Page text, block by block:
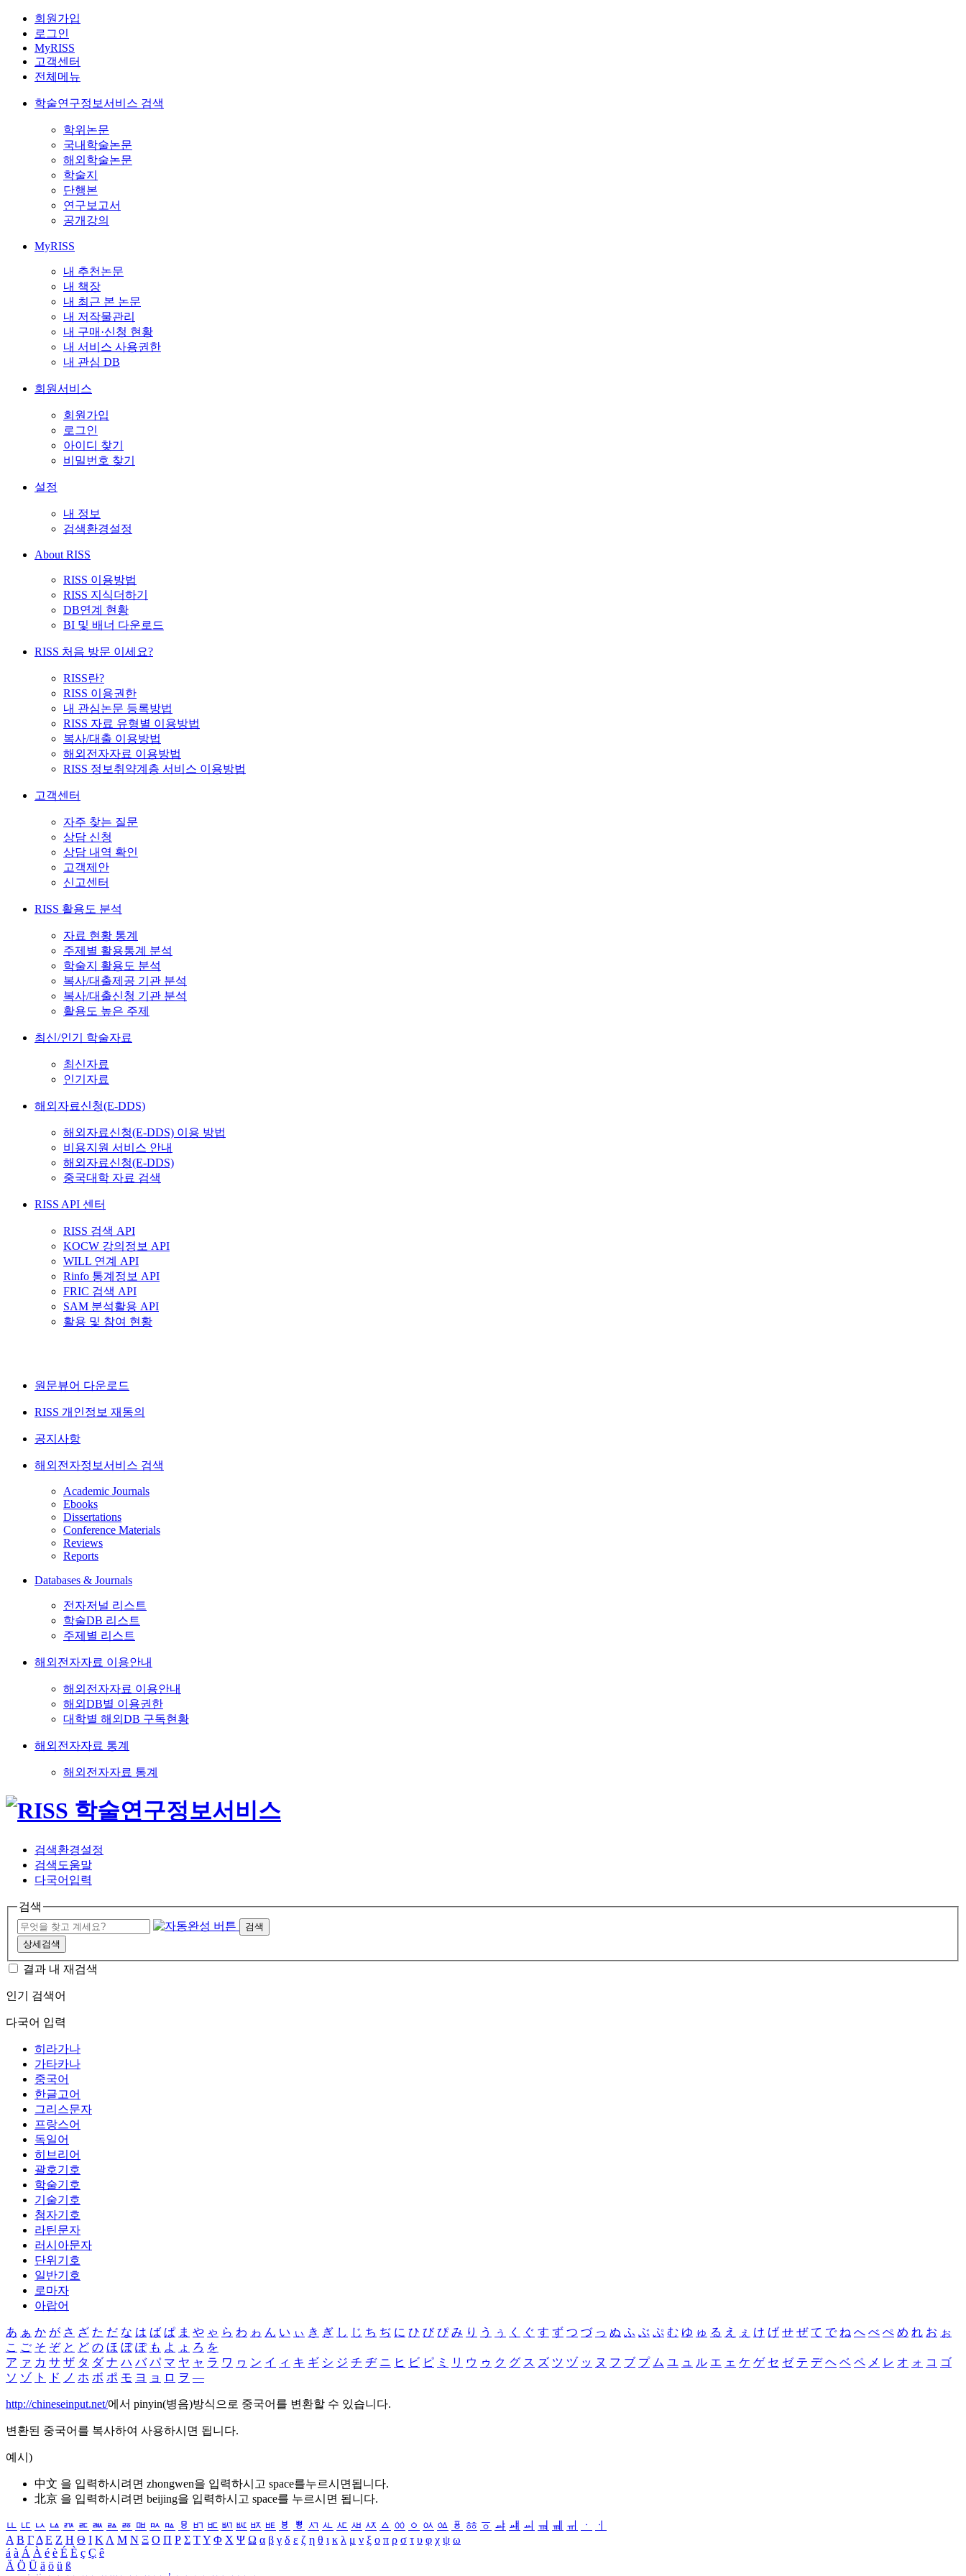
회원가입
로그인
MyRISS
고객센터
전체메뉴
학술연구정보서비스 검색
학위논문
국내학술논문
해외학술논문
학술지
단행본
연구보고서
공개강의
MyRISS
내 추천논문
내 책장
내 최근 본 논문
내 저작물관리
내 구매·신청 현황
내 서비스 사용권한
내 관심 DB
회원서비스
회원가입
로그인
아이디 찾기
비밀번호 찾기
설정
내 정보
검색환경설정
About RISS
RISS 이용방법
RISS 지식더하기
DB연계 현황
BI 및 배너 다운로드
RISS 처음 방문 이세요?
RISS란?
RISS 이용권한
내 관심논문 등록방법
RISS 자료 유형별 이용방법
복사/대출 이용방법
해외전자자료 이용방법
RISS 정보취약계층 서비스 이용방법
고객센터
자주 찾는 질문
상담 신청
상담 내역 확인
고객제안
신고센터
RISS 활용도 분석
자료 현황 통계
주제별 활용통계 분석
학술지 활용도 분석
복사/대출제공 기관 분석
복사/대출신청 기관 분석
활용도 높은 주제
최신/인기 학술자료
최신자료
인기자료
해외자료신청(E-DDS)
해외자료신청(E-DDS) 이용 방법
비용지원 서비스 안내
해외자료신청(E-DDS)
중국대학 자료 검색
RISS API 센터
RISS 검색 API
KOCW 강의정보 API
WILL 연계 API
Rinfo 통계정보 API
FRIC 검색 API
SAM 분석활용 API
활용 및 참여 현황
원문뷰어 다운로드
RISS 개인정보 재동의
공지사항
해외전자정보서비스 검색
Academic Journals
Ebooks
Dissertations
Conference Materials
Reviews
Reports
Databases & Journals
전자저널 리스트
학술DB 리스트
주제별 리스트
해외전자자료 이용안내
해외전자자료 이용안내
해외DB별 이용권한
대학별 해외DB 구독현황
해외전자자료 통계
해외전자자료 통계
검색환경설정
검색도움말
다국어입력
검색
검색
상세검색
결과 내 재검색
인기 검색어
다국어 입력
히라가나
가타카나
중국어
한글고어
그리스문자
프랑스어
독일어
히브리어
괄호기호
학술기호
기술기호
첨자기호
라틴문자
러시아문자
단위기호
일반기호
로마자
아랍어
あ ぁ か が さ ざ た だ な は ば ぱ ま や ゃ ら わ ゎ ん い ぃ き ぎ し じ ち ぢ に ひ び ぴ み り う ぅ く ぐ す ず つ づ っ ぬ ふ ぶ ぷ む ゆ ゅ る え ぇ け げ せ ぜ て で ね へ べ ぺ め れ お ぉ
こ ご そ ぞ と ど の ほ ぼ ぽ も よ ょ ろ を
ア ァ カ サ ザ タ ダ ナ ハ バ パ マ ヤ ャ ラ ワ ヮ ン イ ィ キ ギ シ ジ チ ヂ ニ ヒ ビ ピ ミ リ ウ ゥ ク グ ス ズ ツ ヅ ッ ヌ フ ブ プ ム ユ ュ ル エ ェ ケ ゲ セ ゼ テ デ ヘ ベ ペ メ レ オ ォ コ ゴ
ソ ゾ ト ド ノ ホ ボ ポ モ ヨ ョ ロ ヲ ―
http://chineseinput.net/에서 pinyin(병음)방식으로 중국어를 변환할 수 있습니다.
변환된 중국어를 복사하여 사용하시면 됩니다.
예시)
中文 을 입력하시려면 zhongwen을 입력하시고 space를누르시면됩니다.
北京 을 입력하시려면 beijing을 입력하시고 space를 누르시면 됩니다.
ㅥ ㅦ ㅧ ㅨ ㅩ ㅪ ㅫ ㅬ ㅭ ㅮ ㅯ ㅰ ㅱ ㅲ ㅳ ㅴ ㅵ ㅶ ㅷ ㅸ ㅹ ㅺ ㅻ ㅼ ㅽ ㅾ ㅿ ㆀ ㆁ ㆂ ㆃ ㆄ ㆅ ㆆ ㆇ ㆈ ㆉ ㆊ ㆋ ㆌ ㆍ
ㆎ
Α Β ΓΔ Ε Ζ Η Θ Ι ΚΛ Μ Ν Ξ Ο Π Ρ Σ ΤΥ Φ Χ Ψ Ω α β γ δ ε ζ η θ ι κ λ μ ν ξ ο π ρ σ τ υ φ χ ψ ω
á à Á À é è É È ç Ç ê
Ä Ö Ü ä ö ü ß